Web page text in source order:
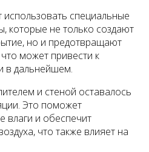
использовать специальные
которые не только создают
но и предотвращают
может привести к
в дальнейшем.
и стеной оставалось
Это поможет
влаги и обеспечит
что также влияет на